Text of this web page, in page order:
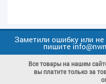
Заметили ошибку или
пишите
Все товары на нашем
вы платите только за